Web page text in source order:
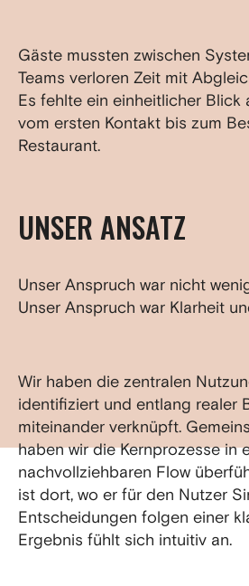
Gäste mussten zwischen
Teams verloren Zeit mit
Es fehlte ein einheitlicher Blick
vom ersten Kontakt bis zum
Restaurant.
UNSER ANSATZ
Unser Anspruch war nicht
Unser Anspruch war Klarheit
Wir haben die zentralen
identifiziert und entlang realer
miteinander verknüpft.
haben wir die Kernprozesse in
nachvollziehbaren Flow
ist dort, wo er für den Nutzer
Entscheidungen folgen einer
Ergebnis fühlt sich intuitiv an.